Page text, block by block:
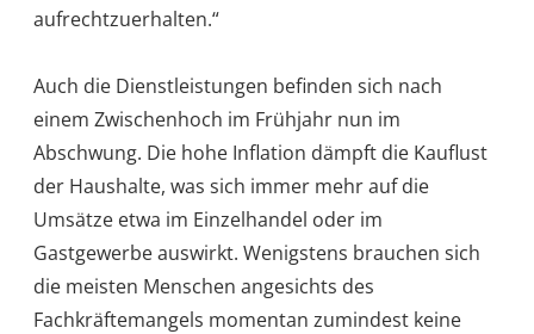
aufrechtzuerhalten.“
Auch die Dienstleistungen befinden sich nach
einem Zwischenhoch im Frühjahr nun im
Abschwung. Die hohe Inflation dämpft die Kauflust
der Haushalte, was sich immer mehr auf die
Umsätze etwa im Einzelhandel oder im
Gastgewerbe auswirkt. Wenigstens brauchen sich
die meisten Menschen angesichts des
Fachkräftemangels momentan zumindest keine